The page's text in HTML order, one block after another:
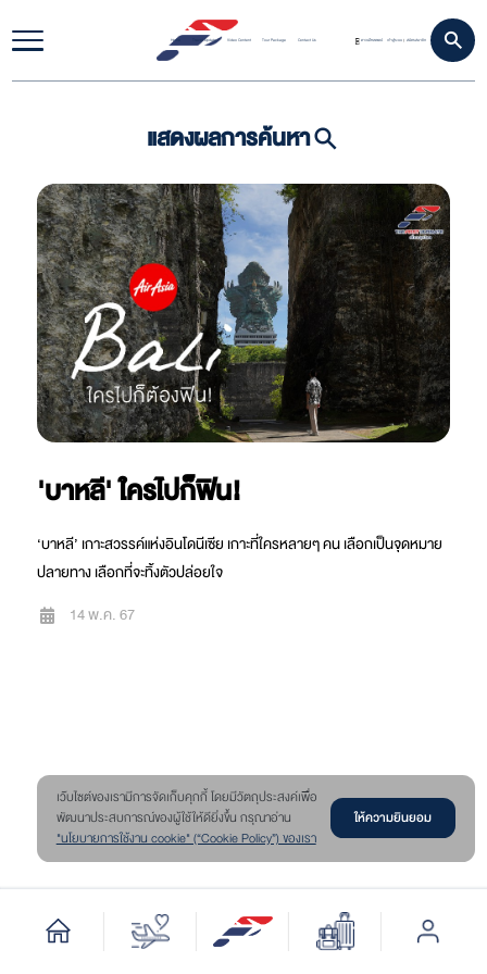
Home Travel Update Video Content Tour Package Contact Us ดาวน์โหลดแอป เข้าสู่ระบบ | สมัครสมาชิก
แสดงผลการค้นหา
'บาหลี' ใครไปก็ฟิน!
‘บาหลี’ เกาะสวรรค์แห่งอินโดนีเซีย เกาะที่ใครหลายๆ คน เลือกเป็นจุดหมาย
ปลายทาง เลือกที่จะทิ้งตัวปล่อยใจ
14 พ.ค. 67
เว๊บไซต์ของเรามีการจัดเก็บคุกกี้ โดยมีวัตถุประสงค์เพื่อ
พัฒนาประสบการณ์ของผู้ใช้ให้ดียิ่งขึ้น กรุณาอ่าน
"นโยบายการใช้งาน cookie" (“Cookie Policy”) ของเรา
ให้ความยินยอม